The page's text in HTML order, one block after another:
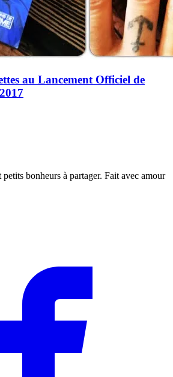
au Lancement Officiel de
bonheurs à partager. Fait avec amour